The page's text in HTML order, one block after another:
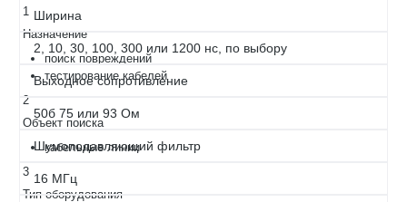
Ширина
2, 10, 30, 100, 300 или 1200 нс, по выбору
Выходное сопротивление
50б 75 или 93 Ом
Шумоподавляющий фильтр
16 МГц
1
Назначение
поиск повреждений
тестирование кабелей
2
Объект поиска
кабельные линии
3
Тип оборудования